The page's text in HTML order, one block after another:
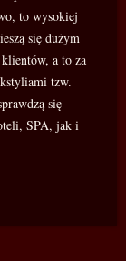
to wysokiej
się dużym
a to za
tzw.
się
SPA, jak i